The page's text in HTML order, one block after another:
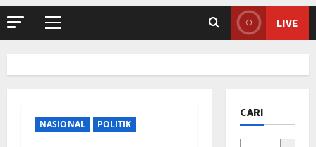
Primary
LIVE
NASIONAL POLITIK
CARI